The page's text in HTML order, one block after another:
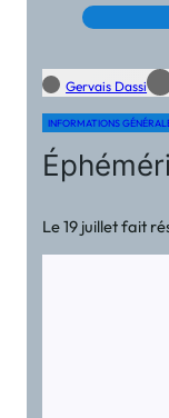
Gervais Dassi
INFORMATIONS
Le 19 juillet fait